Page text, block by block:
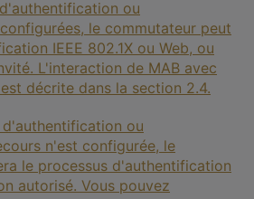
ou
le commutateur peut
IEEE 802.1X ou Web, ou
L'interaction de MAB avec
décrite dans la section 2.4.
ou
n'est configurée, le
le processus d'authentification
autorisé. Vous pouvez